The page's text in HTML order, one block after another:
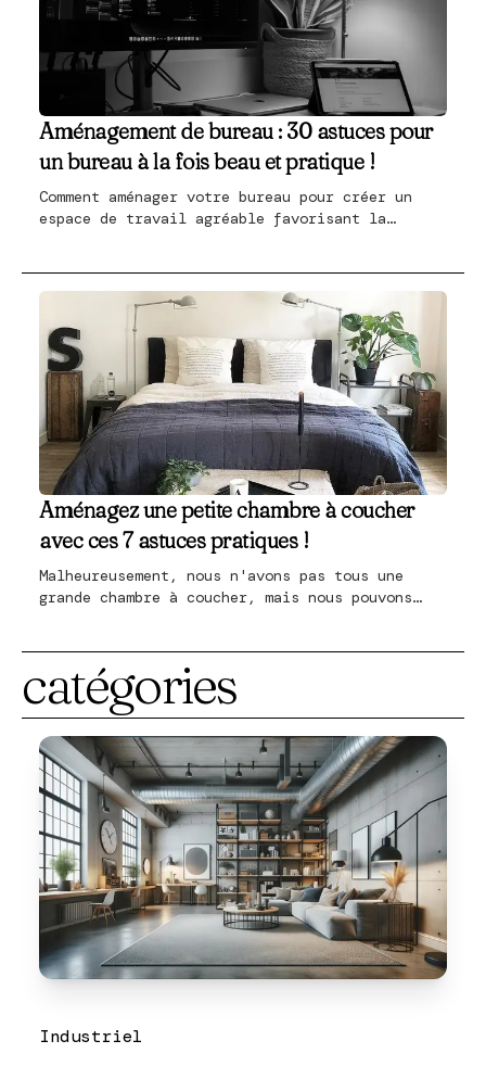
Aménagement de bureau : 30 astuces pour
un bureau à la fois beau et pratique !
Comment aménager votre bureau pour créer un
espace de travail agréable favorisant la
conseils pratiques pour l'équipement de base et
des images inspirantes. La base pour
l'aménagement de votre bureau.
Aménagez une petite chambre à coucher
avec ces 7 astuces pratiques !
Malheureusement, nous n'avons pas tous une
grande chambre à coucher, mais nous pouvons
qu'est-ce qui est grand ? De plus, il est
important de réfléchir à ce que vous considérez
de votre chambre.
catégories
Industriel